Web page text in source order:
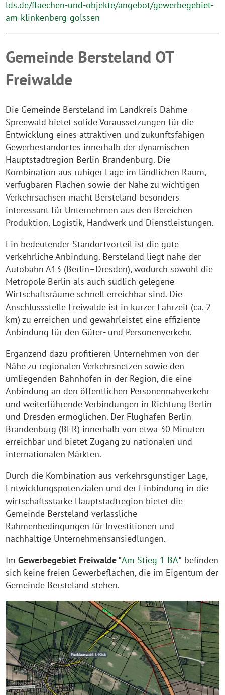
lds.de/flaechen-und-objekte/angebot/gewerbegebiet-
am-klinkenberg-golssen
Gemeinde Bersteland OT
Freiwalde
Die Gemeinde Bersteland im Landkreis Dahme-
Spreewald bietet solide Voraussetzungen für die
Entwicklung eines attraktiven und zukunftsfähigen
Gewerbestandortes innerhalb der dynamischen
Hauptstadtregion Berlin-Brandenburg. Die
Kombination aus ruhiger Lage im ländlichen Raum,
verfügbaren Flächen sowie der Nähe zu wichtigen
Verkehrsachsen macht Bersteland besonders
interessant für Unternehmen aus den Bereichen
Produktion, Logistik, Handwerk und Dienstleistungen.
Ein bedeutender Standortvorteil ist die gute
verkehrliche Anbindung. Bersteland liegt nahe der
Autobahn A13 (Berlin–Dresden), wodurch sowohl die
Metropole Berlin als auch südlich gelegene
Wirtschaftsräume schnell erreichbar sind. Die
Anschlussstelle Freiwalde ist in kurzer Fahrzeit (ca. 2
km) zu erreichen und gewährleistet eine effiziente
Anbindung für den Güter- und Personenverkehr.
Ergänzend dazu profitieren Unternehmen von der
Nähe zu regionalen Verkehrsnetzen sowie den
umliegenden Bahnhöfen in der Region, die eine
Anbindung an den öffentlichen Personennahverkehr
und weiterführende Verbindungen in Richtung Berlin
und Dresden ermöglichen. Der Flughafen Berlin
Brandenburg (BER) innerhalb von etwa 30 Minuten
erreichbar und bietet Zugang zu nationalen und
internationalen Märkten.
Durch die Kombination aus verkehrsgünstiger Lage,
Entwicklungspotenzialen und der Einbindung in die
wirtschaftsstarke Hauptstadtregion bietet die
Gemeinde Bersteland verlässliche
Rahmenbedingungen für Investitionen und
nachhaltige Unternehmensansiedlungen.
ImGewerbegebiet Freiwalde "Am Stieg 1 BA" befinden
sich keine freien Gewerbeflächen, die im Eigentum der
Gemeinde Bersteland stehen.